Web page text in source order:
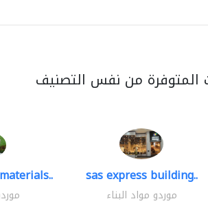
المتوفرة من نفس التصنيف
sas express building..
موردو مواد البناء